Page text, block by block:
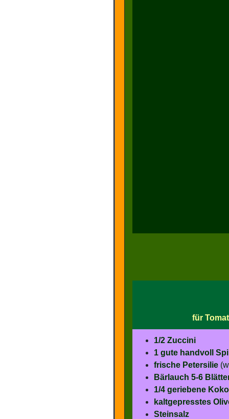
für
1/2 Zuccini
1 gute handvoll
frische Petersilie
Bärlauch 5-6
1/4 geriebene
kaltgepresstes
Steinsalz